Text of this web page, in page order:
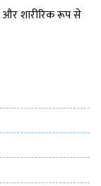
और शारीरिक रूप से